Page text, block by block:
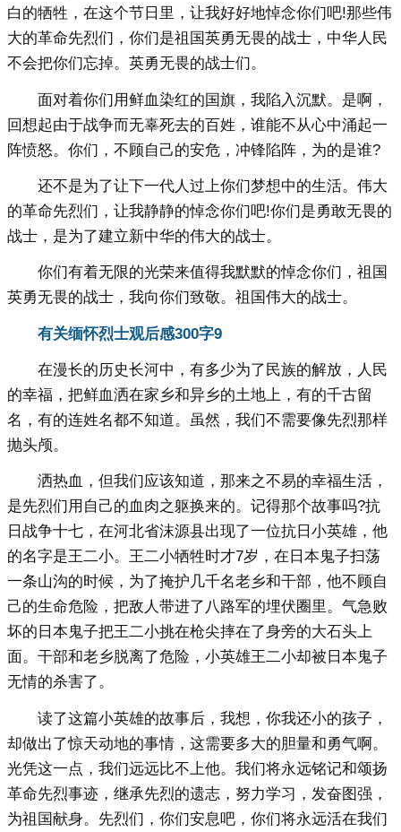
白的牺牲，在这个节日里，让我好好地悼念你们吧!那些伟
大的革命先烈们，你们是祖国英勇无畏的战士，中华人民
不会把你们忘掉。英勇无畏的战士们。
面对着你们用鲜血染红的国旗，我陷入沉默。是啊，
回想起由于战争而无辜死去的百姓，谁能不从心中涌起一
阵愤怒。你们，不顾自己的安危，冲锋陷阵，为的是谁?
还不是为了让下一代人过上你们梦想中的生活。伟大
的革命先烈们，让我静静的悼念你们吧!你们是勇敢无畏的
战士，是为了建立新中华的伟大的战士。
你们有着无限的光荣来值得我默默的悼念你们，祖国
英勇无畏的战士，我向你们致敬。祖国伟大的战士。
有关缅怀烈士观后感300字9
在漫长的历史长河中，有多少为了民族的解放，人民
的幸福，把鲜血洒在家乡和异乡的土地上，有的千古留
名，有的连姓名都不知道。虽然，我们不需要像先烈那样
抛头颅。
洒热血，但我们应该知道，那来之不易的幸福生活，
是先烈们用自己的血肉之躯换来的。记得那个故事吗?抗
日战争十七，在河北省沫源县出现了一位抗日小英雄，他
的名字是王二小。王二小牺牲时才7岁，在日本鬼子扫荡
一条山沟的时候，为了掩护几千名老乡和干部，他不顾自
己的生命危险，把敌人带进了八路军的埋伏圈里。气急败
坏的日本鬼子把王二小挑在枪尖摔在了身旁的大石头上
面。干部和老乡脱离了危险，小英雄王二小却被日本鬼子
无情的杀害了。
读了这篇小英雄的故事后，我想，你我还小的孩子，
却做出了惊天动地的事情，这需要多大的胆量和勇气啊。
光凭这一点，我们远远比不上他。我们将永远铭记和颂扬
革命先烈事迹，继承先烈的遗志，努力学习，发奋图强，
为祖国献身。先烈们，你们安息吧，你们将永远活在我们